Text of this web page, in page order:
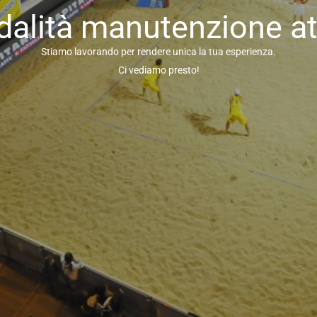
manutenzione
Stiamo lavorando per rendere unica la tua esperienza.
Ci vediamo presto!